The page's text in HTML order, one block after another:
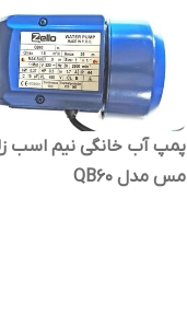
پمپ آب خانگی نیم اسب
مس مدل QB60